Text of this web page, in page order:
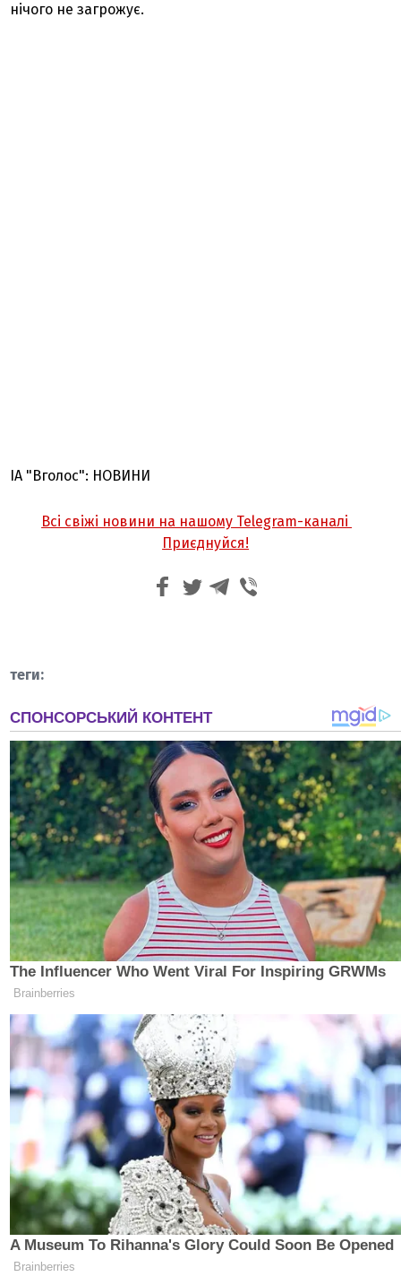
нічого не загрожує.
ІА "Вголос": НОВИНИ
Всі свіжі новини на нашому Telegram-каналі
Приєднуйся!